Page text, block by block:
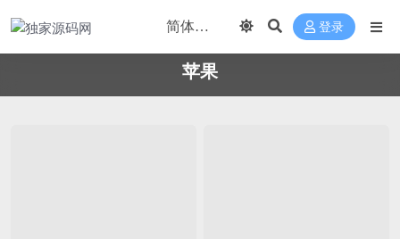
登录
苹果